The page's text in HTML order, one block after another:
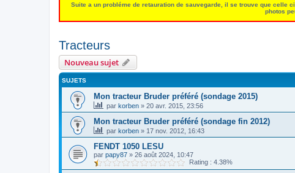
Suite a un probléme de retauration de sauvegarde, il se trouve que celle
photos
Tracteurs
Nouveau sujet
SUJETS
Mon tracteur Bruder préféré (sondage 2015)
par korben » 20 avr. 2015, 23:56
Mon tracteur Bruder préféré (sondage fin 2012)
par korben » 17 nov. 2012, 16:43
FENDT 1050 LESU
par papy87 » 26 août 2024, 10:47
Rating : 4.38%